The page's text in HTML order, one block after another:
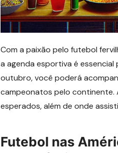
Com a paixão pelo futebol
a agenda esportiva é
outubro, você poderá
campeonatos pelo continente.
esperados, além de onde
Futebol nas